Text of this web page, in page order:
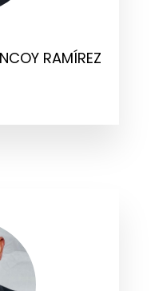
RAMÍREZ